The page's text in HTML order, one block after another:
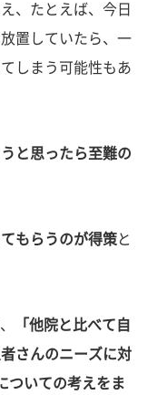
、たとえば、今日
置していたら、一
しまう可能性もあ
と思ったら至難の
もらうのが得策と
「他院と比べて自
さんのニーズに対
ついての考えをま